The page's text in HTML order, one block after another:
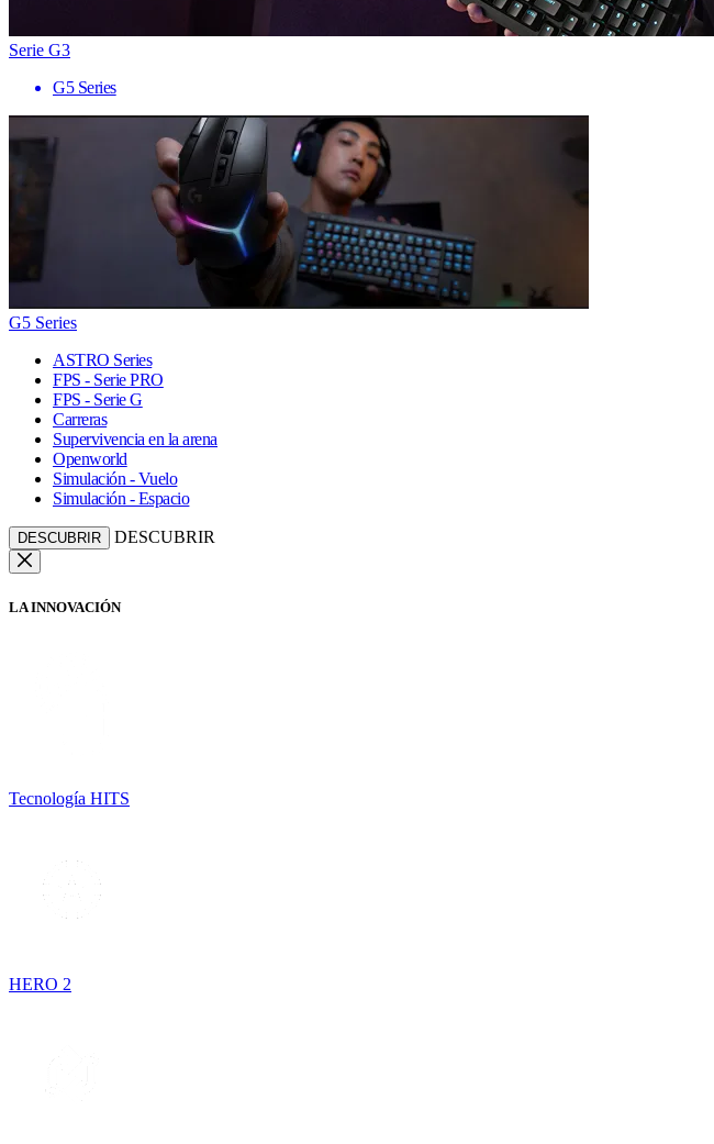
Serie G3
G5 Series
G5 Series
ASTRO Series
FPS - Serie PRO
FPS - Serie G
Carreras
Supervivencia en la arena
Openworld
Simulación - Vuelo
Simulación - Espacio
DESCUBRIR DESCUBRIR
LA INNOVACIÓN
Tecnología HITS
HERO 2